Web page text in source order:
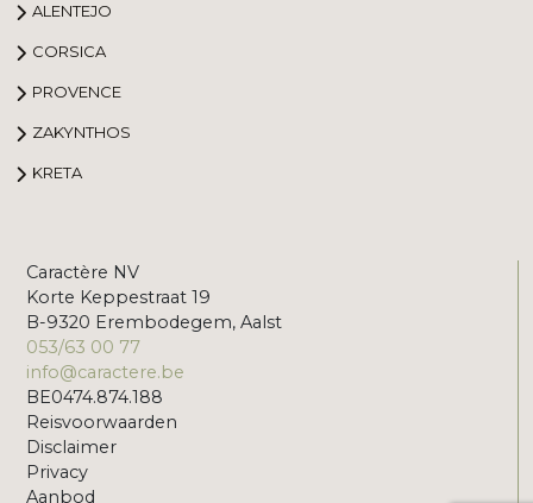
ALENTEJO
CORSICA
PROVENCE
ZAKYNTHOS
KRETA
Caractère NV
Korte Keppestraat 19
B-9320 Erembodegem, Aalst
053/63 00 77
info@caractere.be
BE0474.874.188
Reisvoorwaarden
Disclaimer
Privacy
Aanbod